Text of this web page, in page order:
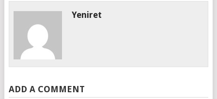
Yeniret
ADD A COMMENT